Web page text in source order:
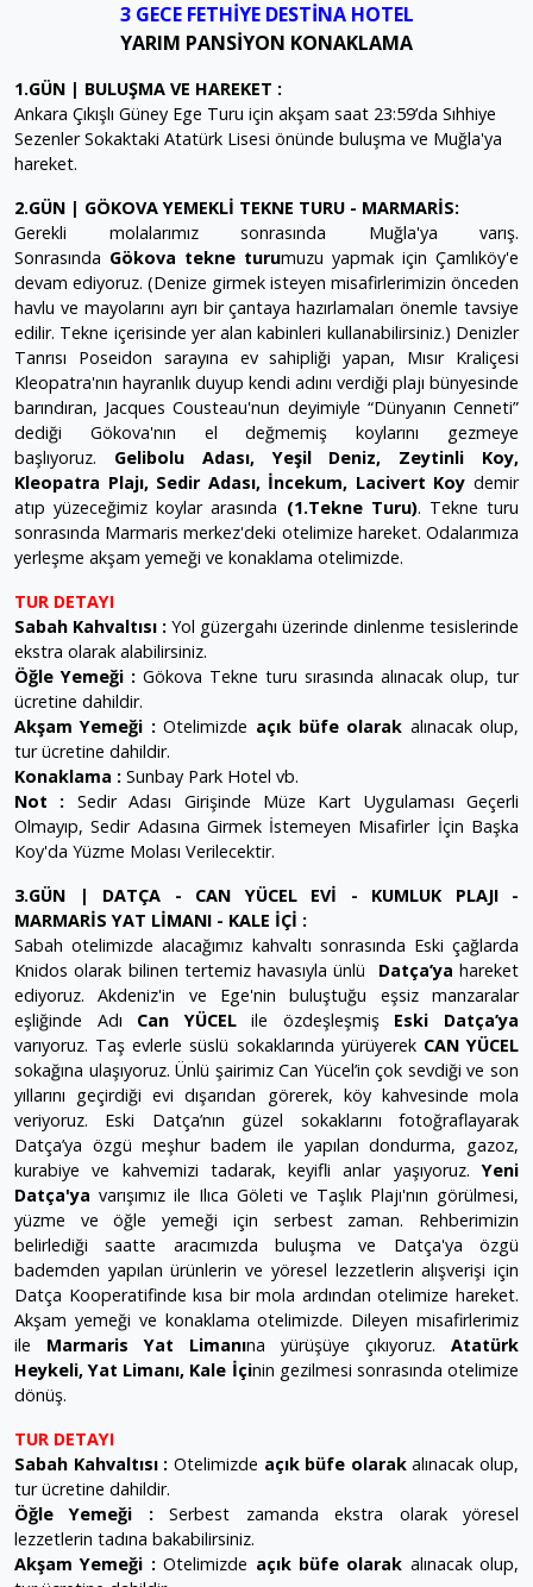
3 GECE FETHİYE DESTİNA HOTEL
YARIM PANSİYON KONAKLAMA
1.GÜN | BULUŞMA VE HAREKET :
Ankara Çıkışlı Güney Ege Turu için akşam saat 23:59’da Sıhhiye
Sezenler Sokaktaki Atatürk Lisesi önünde buluşma ve Muğla'ya
hareket.
2.GÜN | GÖKOVA YEMEKLİ TEKNE TURU - MARMARİS:
Gerekli molalarımız sonrasında Muğla'ya varış.
Sonrasında Gökova tekne turumuzu yapmak için Çamlıköy'e
devam ediyoruz. (Denize girmek isteyen misafirlerimizin önceden
havlu ve mayolarını ayrı bir çantaya hazırlamaları önemle tavsiye
edilir. Tekne içerisinde yer alan kabinleri kullanabilirsiniz.) Denizler
Tanrısı Poseidon sarayına ev sahipliği yapan, Mısır Kraliçesi
Kleopatra'nın hayranlık duyup kendi adını verdiği plajı bünyesinde
barındıran, Jacques Cousteau'nun deyimiyle “Dünyanın Cenneti”
dediği Gökova'nın el değmemiş koylarını gezmeye
başlıyoruz. Gelibolu Adası, Yeşil Deniz, Zeytinli Koy,
Kleopatra Plajı, Sedir Adası, İncekum, Lacivert Koy demir
atıp yüzeceğimiz koylar arasında (1.Tekne Turu). Tekne turu
sonrasında Marmaris merkez'deki otelimize hareket. Odalarımıza
yerleşme akşam yemeği ve konaklama otelimizde.
TUR DETAYI
Sabah Kahvaltısı : Yol güzergahı üzerinde dinlenme tesislerinde
ekstra olarak alabilirsiniz.
Öğle Yemeği : Gökova Tekne turu sırasında alınacak olup, tur
ücretine dahildir.
Akşam Yemeği :Otelimizde açık büfe olarak alınacak olup,
tur ücretine dahildir.
Konaklama : Sunbay Park Hotel vb.
Not : Sedir Adası Girişinde Müze Kart Uygulaması Geçerli
Olmayıp, Sedir Adasına Girmek İstemeyen Misafirler İçin Başka
Koy'da Yüzme Molası Verilecektir.
3.GÜN | DATÇA - CAN YÜCEL EVİ - KUMLUK PLAJI -
MARMARİS YAT LİMANI - KALE İÇİ :
Sabah otelimizde alacağımız kahvaltı sonrasında Eski çağlarda
Knidos olarak bilinen tertemiz havasıyla ünlü Datça’ya hareket
ediyoruz. Akdeniz'in ve Ege'nin buluştuğu eşsiz manzaralar
eşliğinde Adı Can YÜCELile özdeşleşmiş Eski Datça’ya
varıyoruz. Taş evlerle süslü sokaklarında yürüyerek CAN YÜCEL
sokağına ulaşıyoruz. Ünlü şairimiz Can Yücel’in çok sevdiği ve son
yıllarını geçirdiği evi dışarıdan görerek, köy kahvesinde mola
veriyoruz. Eski Datça’nın güzel sokaklarını fotoğraflayarak
Datça’ya özgü meşhur badem ile yapılan dondurma, gazoz,
kurabiye ve kahvemizi tadarak, keyifli anlar yaşıyoruz.Yeni
Datça'ya varışımız ile Ilıca Göleti ve Taşlık Plajı'nın görülmesi,
yüzme ve öğle yemeği için serbest zaman. Rehberimizin
belirlediği saatte aracımızda buluşma ve Datça'ya özgü
bademden yapılan ürünlerin ve yöresel lezzetlerin alışverişi için
Datça Kooperatifinde kısa bir mola ardından otelimize hareket.
Akşam yemeği ve konaklama otelimizde. Dileyen misafirlerimiz
ile Marmaris Yat Limanına yürüşüye çıkıyoruz. Atatürk
Heykeli, Yat Limanı, Kale İçinin gezilmesi sonrasında otelimize
dönüş.
TUR DETAYI
Sabah Kahvaltısı : Otelimizde açık büfe olarakalınacak olup,
tur ücretine dahildir.
Öğle Yemeği :Serbest zamanda ekstra olarak yöresel
lezzetlerin tadına bakabilirsiniz.
Akşam Yemeği :Otelimizde açık büfe olarak alınacak olup,